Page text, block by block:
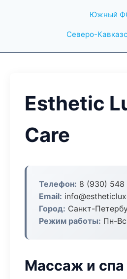
Южный
Северо-
Esthetic
Care
Телефон: 8 (930) 548
Email:
Город: Санкт-
Режим работы: Пн-
Массаж и спа